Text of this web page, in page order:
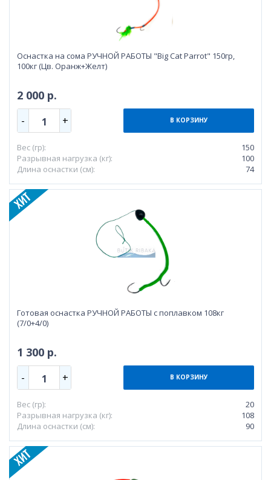
Оснастка на сома РУЧНОЙ РАБОТЫ "Big Cat Parrot" 150гр,
100кг (Цв. Оранж+Желт)
2 000 р.
- 1 + В КОРЗИНУ
Вес (гр):
150
Разрывная нагрузка (кг):
100
Длина оснастки (см):
74
Готовая оснастка РУЧНОЙ РАБОТЫ с поплавком 108кг
(7/0+4/0)
1 300 р.
- 1 + В КОРЗИНУ
Вес (гр):
20
Разрывная нагрузка (кг):
108
Длина оснастки (см):
90